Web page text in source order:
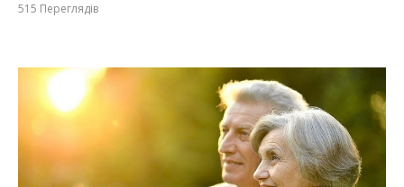
515 Переглядів